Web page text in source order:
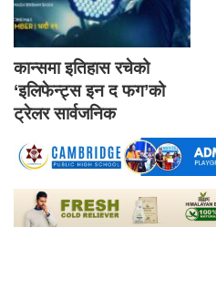
कान्समा इतिहास रचेको
‘इलिफेन्ट्स इन द फग’को
ट्रेलर सार्वजनिक